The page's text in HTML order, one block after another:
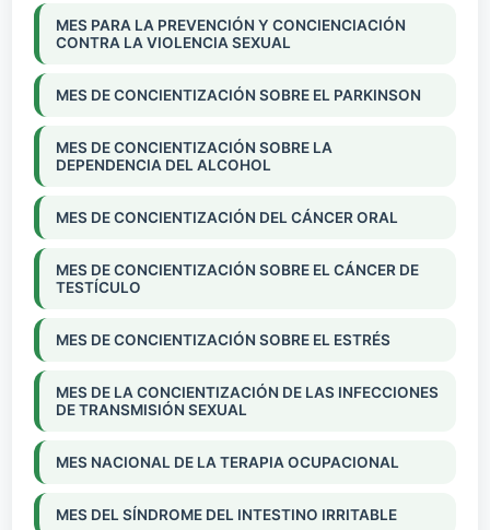
MES PARA LA PREVENCIÓN Y CONCIENCIACIÓN
CONTRA LA VIOLENCIA SEXUAL
MES DE CONCIENTIZACIÓN SOBRE EL PARKINSON
MES DE CONCIENTIZACIÓN SOBRE LA
DEPENDENCIA DEL ALCOHOL
MES DE CONCIENTIZACIÓN DEL CÁNCER ORAL
MES DE CONCIENTIZACIÓN SOBRE EL CÁNCER DE
TESTÍCULO
MES DE CONCIENTIZACIÓN SOBRE EL ESTRÉS
MES DE LA CONCIENTIZACIÓN DE LAS INFECCIONES
DE TRANSMISIÓN SEXUAL
MES NACIONAL DE LA TERAPIA OCUPACIONAL
MES DEL SÍNDROME DEL INTESTINO IRRITABLE